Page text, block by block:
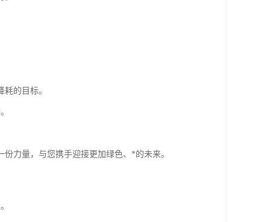
的目标。
力量，与您携手迎接更加绿色、*的未来。